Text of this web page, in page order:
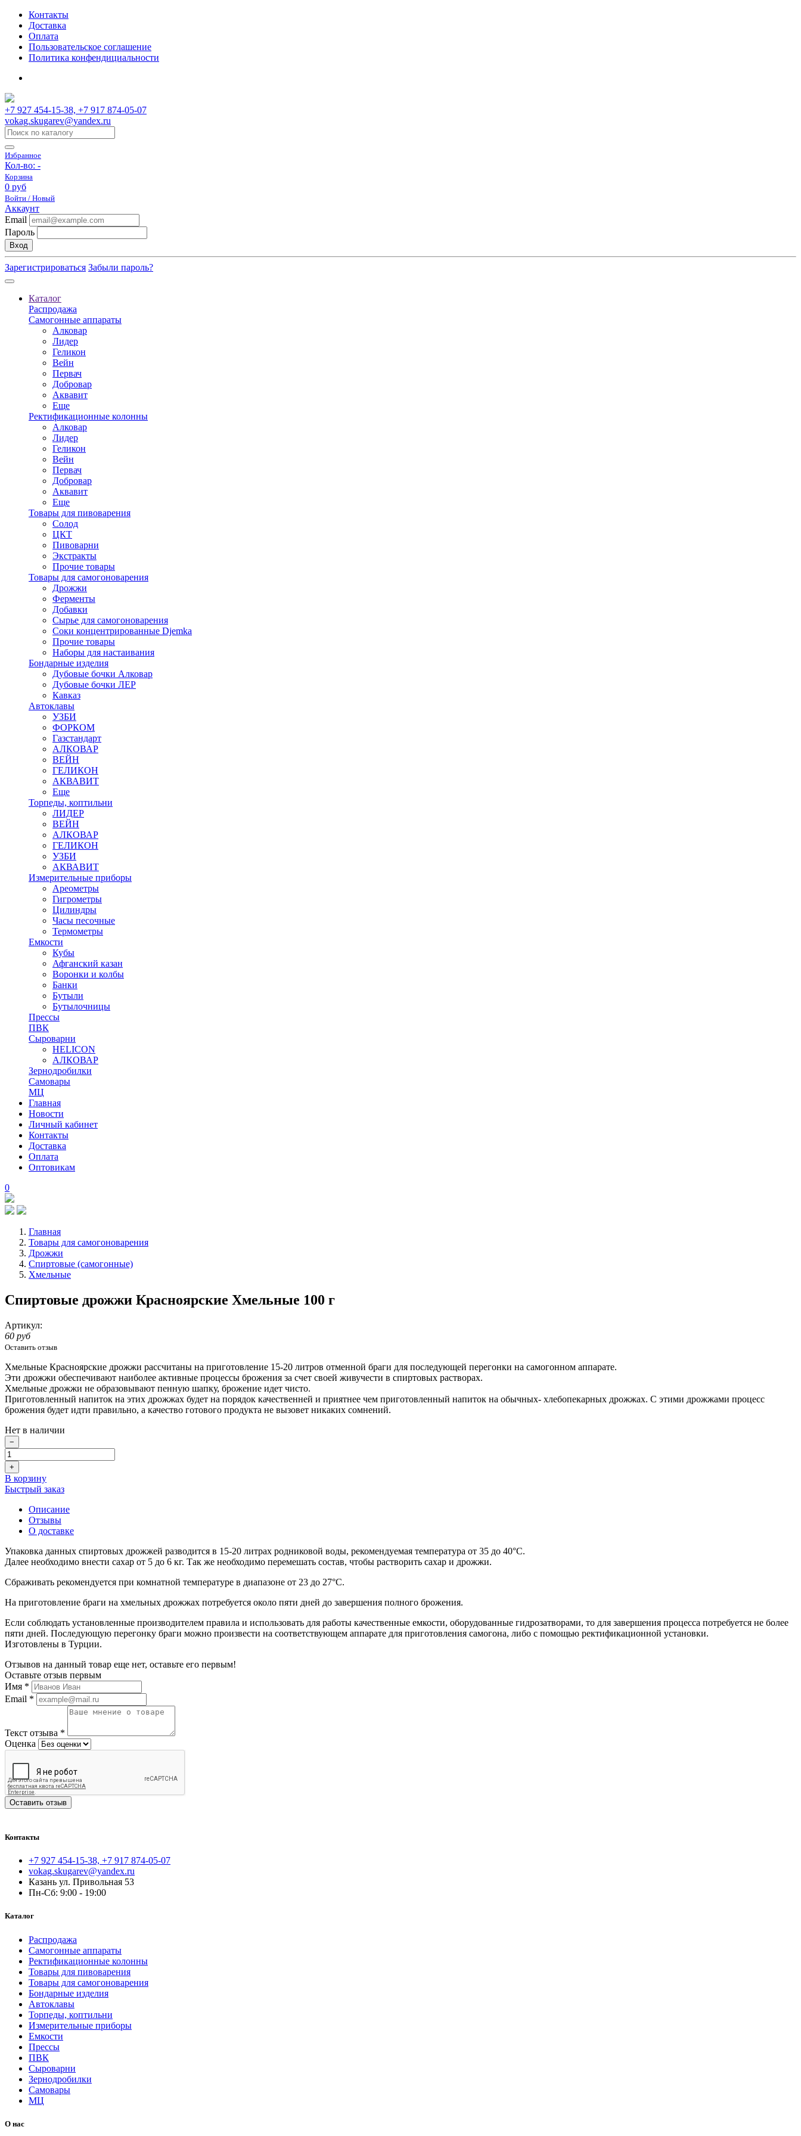
Контакты
Доставка
Оплата
Пользовательское соглашение
Политика конфендициальности
+7 927 454-15-38, +7 917 874-05-07
vokag.skugarev@yandex.ru
Избранное
Кол-во: -
Корзина
0 руб
Войти / Новый
Аккаунт
Email
Пароль
Вход
Зарегистрироваться Забыли пароль?
Каталог
Распродажа
Самогонные аппараты
Алковар
Лидер
Геликон
Вейн
Первач
Добровар
Аквавит
Еще
Ректификационные колонны
Алковар
Лидер
Геликон
Вейн
Первач
Добровар
Аквавит
Еще
Товары для пивоварения
Солод
ЦКТ
Пивоварни
Экстракты
Прочие товары
Товары для самогоноварения
Дрожжи
Ферменты
Добавки
Сырье для самогоноварения
Соки концентрированные Djemka
Прочие товары
Наборы для настаивания
Бондарные изделия
Дубовые бочки Алковар
Дубовые бочки ЛЕР
Кавказ
Автоклавы
УЗБИ
ФОРКОМ
Газстандарт
АЛКОВАР
ВЕЙН
ГЕЛИКОН
АКВАВИТ
Еще
Торпеды, коптильни
ЛИДЕР
ВЕЙН
АЛКОВАР
ГЕЛИКОН
УЗБИ
АКВАВИТ
Измерительные приборы
Ареометры
Гигрометры
Цилиндры
Часы песочные
Термометры
Емкости
Кубы
Афганский казан
Воронки и колбы
Банки
Бутыли
Бутылочницы
Прессы
ПВК
Сыроварни
HELICON
АЛКОВАР
Зернодробилки
Самовары
МЦ
Главная
Новости
Личный кабинет
Контакты
Доставка
Оплата
Оптовикам
0
Главная
Товары для самогоноварения
Дрожжи
Спиртовые (самогонные)
Хмельные
Спиртовые дрожжи Красноярские Хмельные 100 г
Артикул:
60 руб
Оставить отзыв
Хмельные Красноярские дрожжи рассчитаны на приготовление 15-20 литров отменной браги для последующей перегонки на самогонном аппарате.
Эти дрожжи обеспечивают наиболее активные процессы брожения за счет своей живучести в спиртовых растворах.
Хмельные дрожжи не образовывают пенную шапку, брожение идет чисто.
Приготовленный напиток на этих дрожжах будет на порядок качественней и приятнее чем приготовленный напиток на обычных- хлебопекарных дрожжах. С этими дрожжами процесс
брожения будет идти правильно, а качество готового продукта не вызовет никаких сомнений.
Нет в наличии
−
+
В корзину
Быстрый заказ
Описание
Отзывы
О доставке
Упаковка данных спиртовых дрожжей разводится в 15-20 литрах родниковой воды, рекомендуемая температура от 35 до 40°С.
Далее необходимо внести сахар от 5 до 6 кг. Так же необходимо перемешать состав, чтобы растворить сахар и дрожжи.
Сбраживать рекомендуется при комнатной температуре в диапазоне от 23 до 27°С.
На приготовление браги на хмельных дрожжах потребуется около пяти дней до завершения полного брожения.
Если соблюдать установленные производителем правила и использовать для работы качественные емкости, оборудованные гидрозатворами, то для завершения процесса потребуется не более
пяти дней. Последующую перегонку браги можно произвести на соответствующем аппарате для приготовления самогона, либо с помощью ректификационной установки.
Изготовлены в Турции.
Отзывов на данный товар еще нет, оставьте его первым!
Оставьте отзыв первым
Имя *
Email *
Текст отзыва *
Оценка
Оставить отзыв
Контакты
+7 927 454-15-38, +7 917 874-05-07
vokag.skugarev@yandex.ru
Казань ул. Привольная 53
Пн-Сб: 9:00 - 19:00
Каталог
Распродажа
Самогонные аппараты
Ректификационные колонны
Товары для пивоварения
Товары для самогоноварения
Бондарные изделия
Автоклавы
Торпеды, коптильни
Измерительные приборы
Емкости
Прессы
ПВК
Сыроварни
Зернодробилки
Самовары
МЦ
О нас